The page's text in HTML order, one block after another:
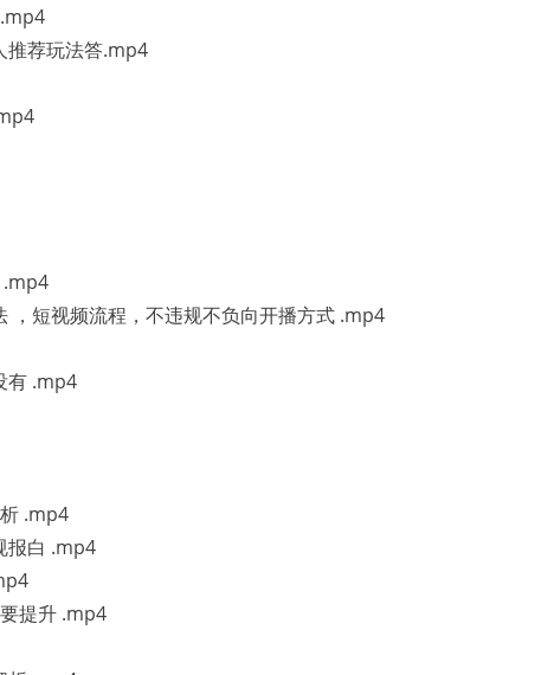
推荐玩法答.mp4
.mp4
，短视频流程，不违规不负向开播方式 .mp4
有 .mp4
.mp4
报白 .mp4
提升 .mp4